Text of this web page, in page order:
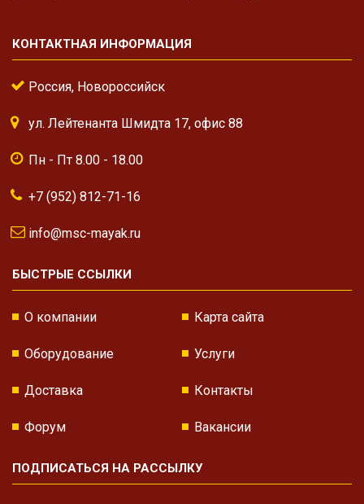
КОНТАКТНАЯ ИНФОРМАЦИЯ
Россия, Новороссийск
ул. Лейтенанта Шмидта 17, офис 88
Пн - Пт 8.00 - 18.00
+7 (952) 812-71-16
info@msc-mayak.ru
БЫСТРЫЕ ССЫЛКИ
О компании Карта сайта
Оборудование Услуги
Доставка Контакты
Форум Вакансии
ПОДПИСАТЬСЯ НА РАССЫЛКУ